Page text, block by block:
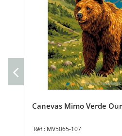
Canevas Mimo Verde
MV5065-107